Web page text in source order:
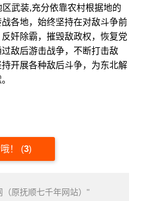
武装,充分依靠农村根据地的
各地，始终坚持在对敌斗争前
奸除霸，摧毁敌政权，恢复党
敌后游击战争，不断打击敌
开展各种敌后斗争，为东北解
！ (3)
原抚顺七千年网站）"